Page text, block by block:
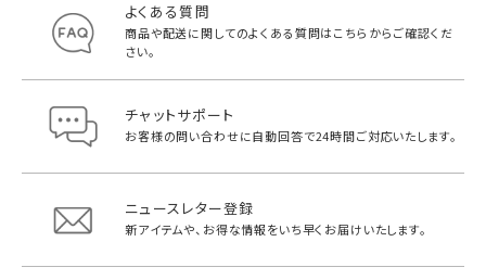
よくある質問
商品や配送に関してのよくある質問はこちらからご確認くだ
さい。
チャットサポート
お客様の問い合わせに自動回答で24時間ご対応いたします。
ニュースレター登録
新アイテムや、お得な情報をいち早く お届けいたします。